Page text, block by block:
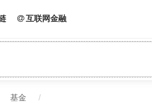
互联网金融
基金 /